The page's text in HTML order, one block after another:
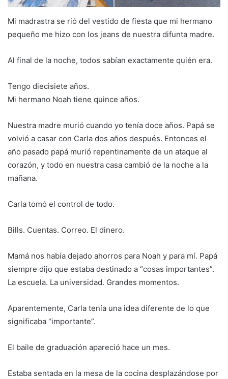
Mi madrastra se rió del vestido de fiesta que mi hermano
pequeño me hizo con los jeans de nuestra difunta madre.
Al final de la noche, todos sabían exactamente quién era.
Tengo diecisiete años.
Mi hermano Noah tiene quince años.
Nuestra madre murió cuando yo tenía doce años. Papá se
volvió a casar con Carla dos años después. Entonces el
año pasado papá murió repentinamente de un ataque al
corazón, y todo en nuestra casa cambió de la noche a la
mañana.
Carla tomó el control de todo.
Bills. Cuentas. Correo. El dinero.
Mamá nos había dejado ahorros para Noah y para mí. Papá
siempre dijo que estaba destinado a “cosas importantes”.
La escuela. La universidad. Grandes momentos.
Aparentemente, Carla tenía una idea diferente de lo que
significaba “importante”.
El baile de graduación apareció hace un mes.
Estaba sentada en la mesa de la cocina desplazándose por